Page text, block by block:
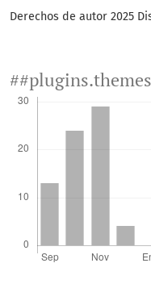
Derechos de autor 2025